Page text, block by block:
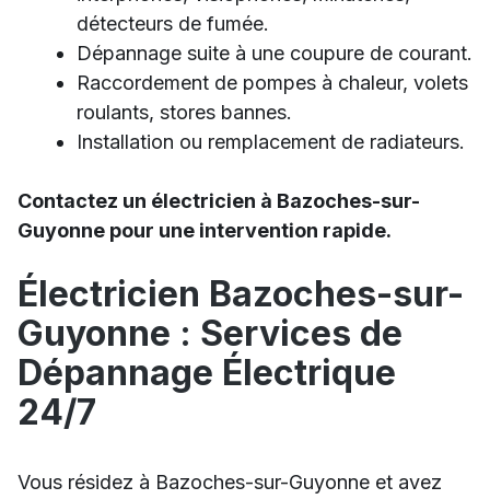
détecteurs de fumée.
Dépannage suite à une coupure de courant.
Raccordement de pompes à chaleur, volets
roulants, stores bannes.
Installation ou remplacement de radiateurs.
Contactez un électricien à Bazoches-sur-
Guyonne pour une intervention rapide.
Électricien Bazoches-sur-
Guyonne : Services de
Dépannage Électrique
24/7
Vous résidez à Bazoches-sur-Guyonne et avez